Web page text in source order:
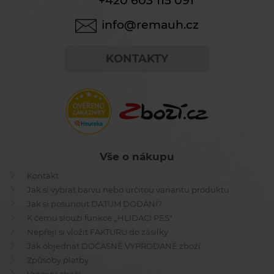
info@remauh.cz
KONTAKTY
Vše o nákupu
Kontakt
Jak si vybrat barvu nebo určitou variantu produktu
Jak si posunout DATUM DODÁNÍ?
K čemu slouží funkce ,,HLÍDACÍ PES"
Nepřeji si vložit FAKTURU do zásilky
Jak objednat DOČASNĚ VYPRODANÉ zboží
Způsoby platby